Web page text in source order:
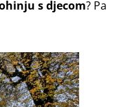
s djecom? Pa